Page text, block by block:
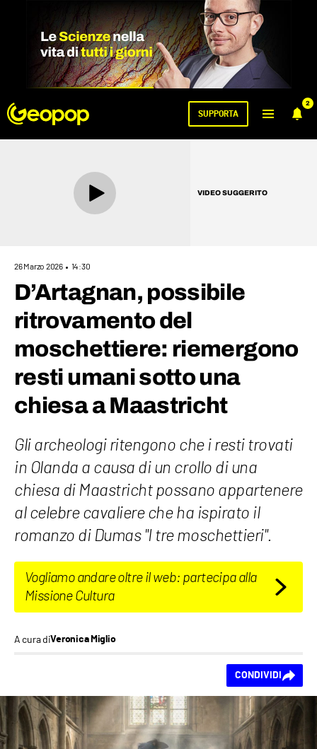
2
SUPPORTA
VIDEO SUGGERITO
26 Marzo 2026 14:30
D’Artagnan, possibile
ritrovamento del
moschettiere: riemergono
resti umani sotto una
chiesa a Maastricht
Gli archeologi ritengono che i resti trovati
in Olanda a causa di un crollo di una
chiesa di Maastricht possano appartenere
al celebre cavaliere che ha ispirato il
romanzo di Dumas "I tre moschettieri".
Vogliamo andare oltre il web: partecipa alla
Missione Cultura
A cura diVeronica Miglio
CONDIVIDI